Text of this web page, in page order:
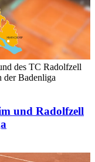
des TC Radolfzell
der Badenliga
und Radolfzell